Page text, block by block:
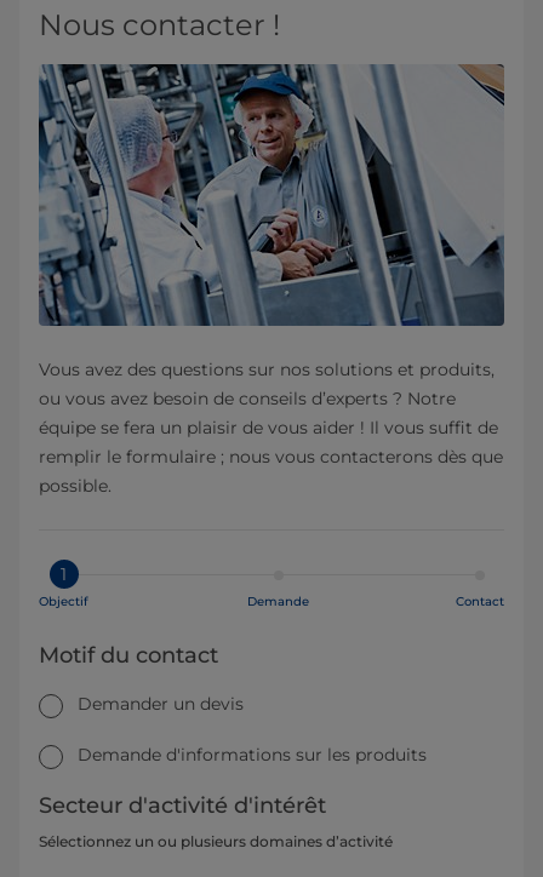
Nous contacter !
Vous avez des questions sur nos solutions et produits,
ou vous avez besoin de conseils d’experts ? Notre
équipe se fera un plaisir de vous aider ! Il vous suffit de
remplir le formulaire ; nous vous contacterons dès que
possible.
1
Objectif Demande Contact
Motif du contact
Demander un devis
Demande d'informations sur les produits
Secteur d'activité d'intérêt
Sélectionnez un ou plusieurs domaines d’activité